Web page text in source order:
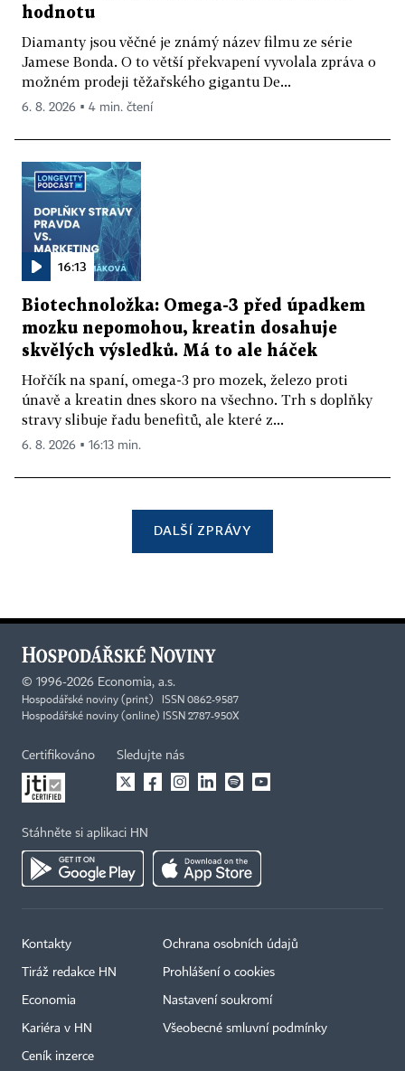
hodnotu
Diamanty jsou věčné je známý název filmu ze série
Jamese Bonda. O to větší překvapení vyvolala zpráva o
možném prodeji těžařského gigantu De...
6. 8. 2026 ▪ 4 min. čtení
16:13
Biotechnoložka: Omega-3 před úpadkem
mozku nepomohou, kreatin dosahuje
skvělých výsledků. Má to ale háček
Hořčík na spaní, omega-3 pro mozek, železo proti
únavě a kreatin dnes skoro na všechno. Trh s doplňky
stravy slibuje řadu benefitů, ale které z...
6. 8. 2026 ▪ 16:13 min.
DALŠÍ ZPRÁVY
© 1996-2026 Economia, a.s.
Hospodářské noviny (print) ISSN 0862-9587
Hospodářské noviny (online) ISSN 2787-950X
Certifikováno Sledujte nás
Stáhněte si aplikaci HN
Kontakty
Tiráž redakce HN
Economia
Kariéra v HN
Ceník inzerce
Ochrana osobních údajů
Prohlášení o cookies
Nastavení soukromí
Všeobecné smluvní podmínky